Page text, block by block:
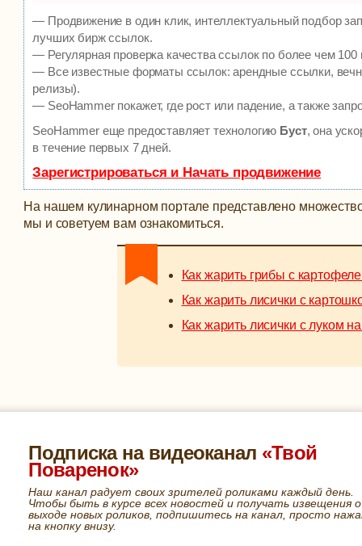
— Продвижение в один клик, интеллектуальный подбор
лучших бирж ссылок.
— Регулярная проверка качества ссылок по более чем
— Все известные форматы ссылок: арендные ссылки,
релизы).
— SeoHammer покажет, где рост или падение, а также
SeoHammer еще предоставляет технологию Буст, она
в течение первых 7 дней.
Зарегистрироваться и Начать продвижение
На нашем кулинарном портале представлено
мы и советуем вам ознакомиться.
Как жарить грибы с
Как жарить лисички с
Как жарить лисички с луком
Подписка на видеоканал «Твой
Поваренок»
Наш канал радует своих зрителей роликами каждый день.
Чтобы быть в курсе всех новостей и получать извещения о
выходе новых роликов, подпишитесь на канал, просто
на кнопку внизу.